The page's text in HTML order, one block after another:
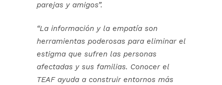
parejas y amigos”.
“La información y la empatía son
herramientas poderosas para eliminar el
estigma que sufren las personas
afectadas y sus familias. Conocer el
TEAF ayuda a construir entornos más